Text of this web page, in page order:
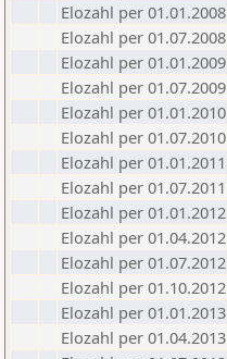
Elozahl per 01.01.2008
Elozahl per 01.07.2008
Elozahl per 01.01.2009
Elozahl per 01.07.2009
Elozahl per 01.01.2010
Elozahl per 01.07.2010
Elozahl per 01.01.2011
Elozahl per 01.07.2011
Elozahl per 01.01.2012
Elozahl per 01.04.2012
Elozahl per 01.07.2012
Elozahl per 01.10.2012
Elozahl per 01.01.2013
Elozahl per 01.04.2013